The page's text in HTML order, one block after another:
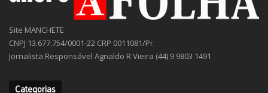
Site MANCHETE
CNPJ 13.677.754/0001-22 CRP 0011081/Pr.
Jornalista Responsável Agnaldo R Vieira (44) 9 9803 1491
Categorias